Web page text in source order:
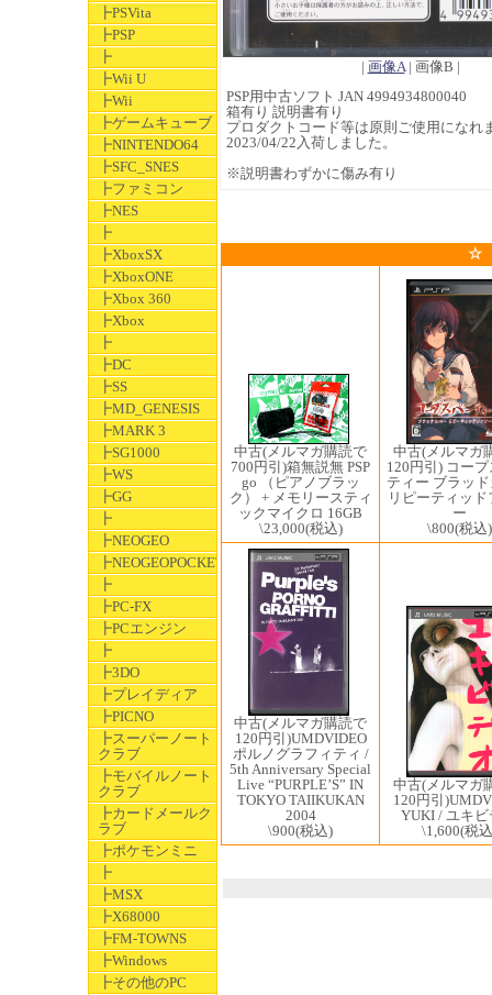
┣PSVita
┣PSP
┣
┣Wii U
┣Wii
┣ゲームキューブ
┣NINTENDO64
┣SFC_SNES
┣ファミコン
┣NES
┣
┣XboxSX
┣XboxONE
┣Xbox 360
┣Xbox
┣
┣DC
┣SS
┣MD_GENESIS
┣MARK 3
┣SG1000
┣WS
┣GG
┣
┣NEOGEO
┣NEOGEOPOCKET
┣
┣PC-FX
┣PCエンジン
┣
┣3DO
┣プレイディア
┣PICNO
┣スーパーノート
クラブ
┣モバイルノート
クラブ
┣カードメールク
ラブ
┣ポケモンミニ
┣
┣MSX
┣X68000
┣FM-TOWNS
┣Windows
┣その他のPC
| 画像A| 画像B |
PSP用中古ソフト JAN 4994934800040
箱有り 説明書有り
プロダクトコード等は原則ご使用になれ
2023/04/22入荷しました。
※説明書わずかに傷み有り
☆
中古(メルマガ購読で
700円引)箱無説無 PSP
go （ピアノブラッ
ク） + メモリースティ
ックマイクロ 16GB
\23,000(税込)
中古(メルマガ
120円引) コー
ティー ブラッ
リピーティッド
ー
\800(税込)
中古(メルマガ購読で
120円引)UMDVIDEO
ポルノグラフィティ /
5th Anniversary Special
Live “PURPLE’S” IN
TOKYO TAIIKUKAN
2004
\900(税込)
中古(メルマガ
120円引
YUKI / ユキビ
\1,600(税